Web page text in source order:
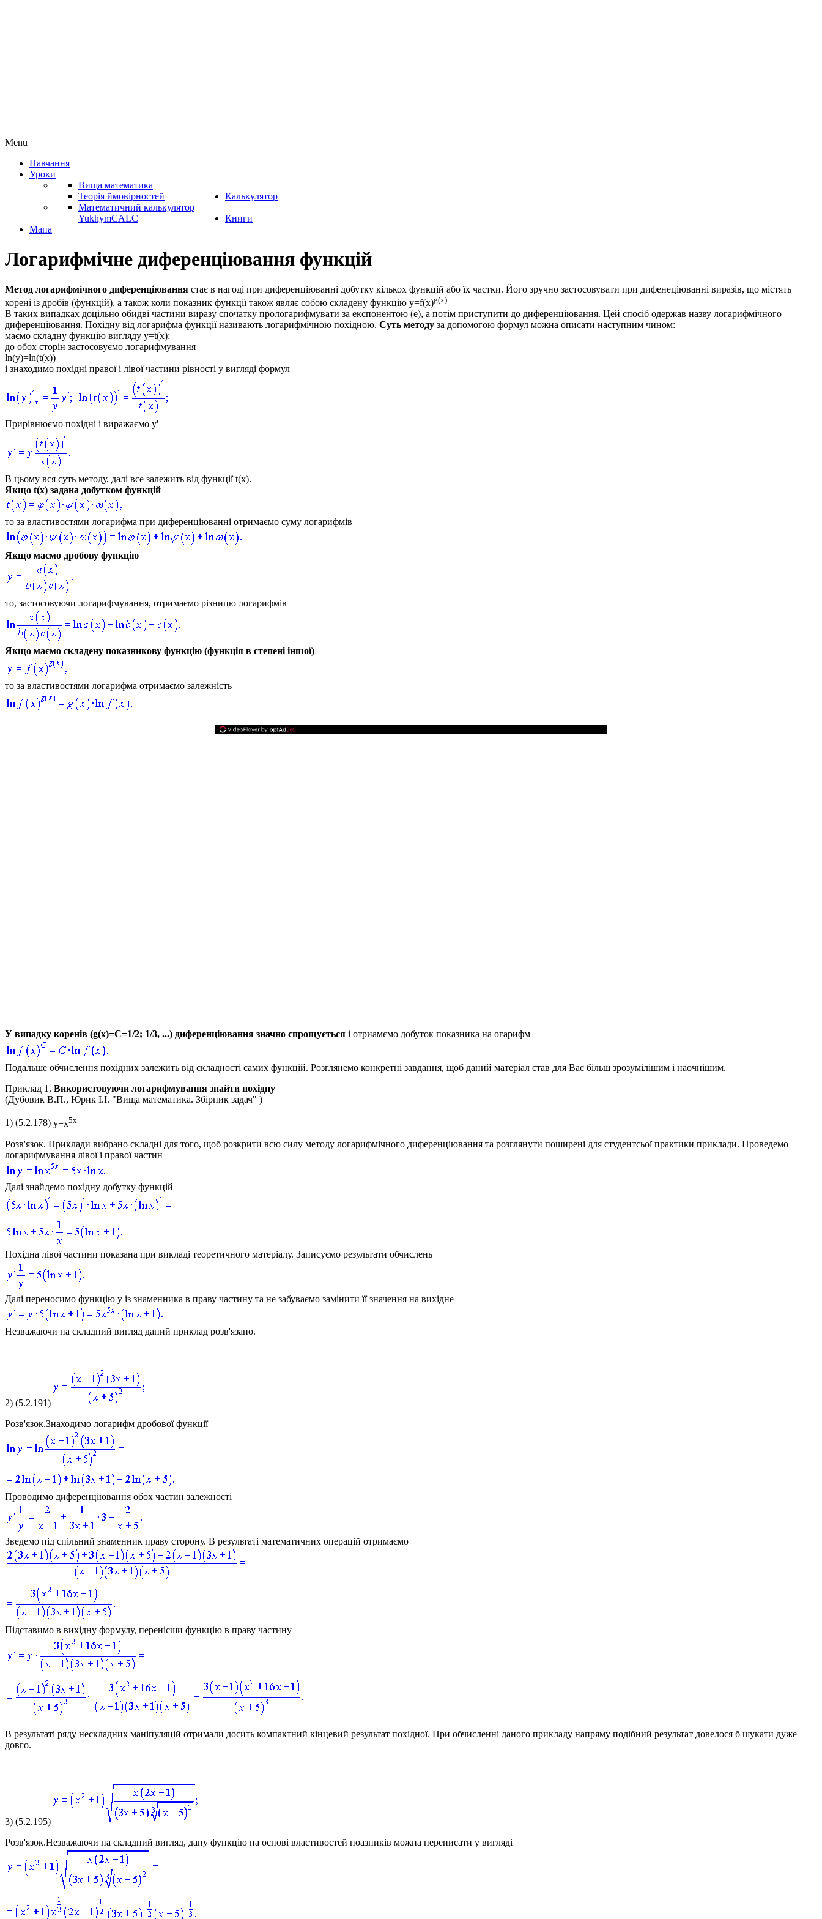
Menu
Навчання
Уроки
Вища математика
Теорія ймовірностей
Калькулятор
Математичний калькулятор
YukhymCALC
Книги
Мапа
Логарифмічне диференціювання функцій
Метод логарифмічного диференціювання стає в нагоді при диференціюванні добутку кількох функцій або їх частки. Його зручно застосовувати при дифенеціюванні виразів, що містять
корені із дробів (функцій), а також коли показник функції також являє собою складену функцію y=f(x)g(x)
В таких випадках доцільно обидві частини виразу спочатку прологарифмувати за експонентою (e), а потім приступити до диференціювання. Цей спосіб одержав назву логарифмічного
диференціювання. Похідну від логарифма функції називають логарифмічною похідною. Суть методу за допомогою формул можна описати наступним чином:
маємо складну функцію вигляду y=t(x);
до обох сторін застосовуємо логарифмування
ln(y)=ln(t(x))
і знаходимо похідні правої і лівої частини рівності у вигляді формул
Прирівнюємо похідні і виражаємо y'
В цьому вся суть методу, далі все залежить від функціїt(x).
Якщо t(x) задана добутком функцій
то за властивостями логарифма при диференціюванні отримаємо суму логарифмів
Якщо маємо дробову функцію
то, застосовуючи логарифмування, отримаємо різницю логарифмів
Якщо маємо складену показникову функцію (функція в степені іншої)
то за властивостями логарифма отримаємо залежність
У випадку коренів (g(x)=С=1/2; 1/3, ...) диференціювання значно спрощується і отриамємо добуток показника на огарифм
Подальше обчислення похідних залежить від складності самих функцій. Розглянемо конкретні завдання, щоб даний матеріал став для Вас більш зрозумілішим і наочнішим.
Приклад 1. Використовуючи логарифмування знайти похідну
(Дубовик В.П., Юрик І.І. "Вища математика. Збірник задач" )
1) (5.2.178) y=x5x
Розв'язок. Приклади вибрано складні для того, щоб розкрити всю силу методу логарифмічного диференціювання та розглянути поширені для студентсьої практики приклади. Проведемо
логарифмування лівої і правої частин
Далі знайдемо похідну добутку функцій
Похідна лівої частини показана при викладі теоретичного матеріалу. Записуємо результати обчислень
Далі переносимо функцію y із знаменника в праву частину та не забуваємо замінити її значення на вихідне
Незважаючи на складний вигляд даний приклад розв'язано.
2) (5.2.191)
Розв'язок.Знаходимо логарифм дробової функції
Проводимо диференціювання обох частин залежності
Зведемо під спільний знаменник праву сторону. В результаті математичних операцій отримаємо
Підставимо в вихідну формулу, перенісши функцію в праву частину
В результаті ряду нескладних маніпуляцій отримали досить компактний кінцевий результат похідної. При обчисленні даного прикладу напряму подібний результат довелося б шукати дуже
довго.
3) (5.2.195)
Розв'язок.Незважаючи на складний вигляд, дану функцію на основі властивостей поазників можна переписати у вигляді